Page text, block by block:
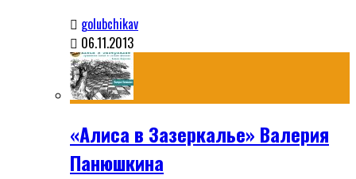
golubchikav
06.11.2013
«Алиса в Зазеркалье» Валерия
Панюшкина